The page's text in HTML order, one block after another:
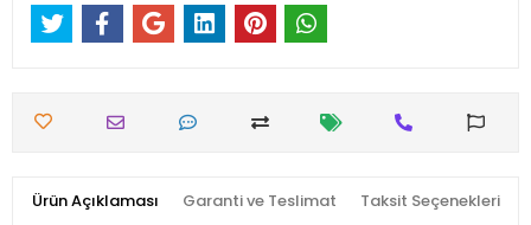
Ürün Açıklaması Garanti ve Teslimat Taksit Seçenekleri